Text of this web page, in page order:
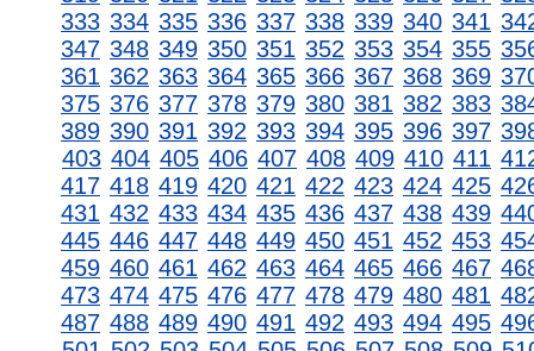
333 334 335 336 337 338 339 340 341
347 348 349 350 351 352 353 354 355
361 362 363 364 365 366 367 368 369
375 376 377 378 379 380 381 382 383
389 390 391 392 393 394 395 396 397
403 404 405 406 407 408 409 410 411
417 418 419 420 421 422 423 424 425
431 432 433 434 435 436 437 438 439
445 446 447 448 449 450 451 452 453
459 460 461 462 463 464 465 466 467
473 474 475 476 477 478 479 480 481
487 488 489 490 491 492 493 494 495